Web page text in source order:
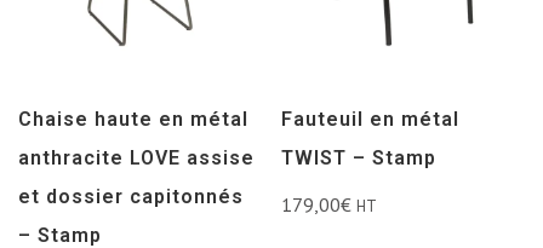
Chaise haute en métal
anthracite LOVE assise
et dossier capitonnés
– Stamp
Fauteuil en métal
TWIST – Stamp
179,00€ HT